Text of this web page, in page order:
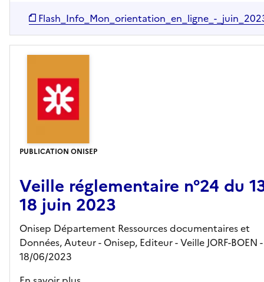
Flash_Info_Mon_orientation_en_ligne_-
PUBLICATION ONISEP
Veille réglementaire n°24 du
18 juin 2023
Onisep Département Ressources documentaires et
Données, Auteur - Onisep, Editeur- Veille JORF-BOEN -
18/06/2023